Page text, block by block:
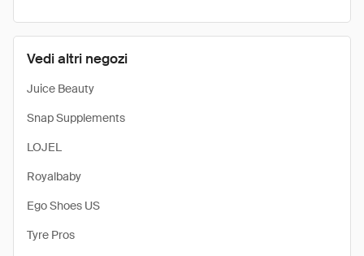
Vedi altri negozi
Juice Beauty
Snap Supplements
LOJEL
Royalbaby
Ego Shoes US
Tyre Pros